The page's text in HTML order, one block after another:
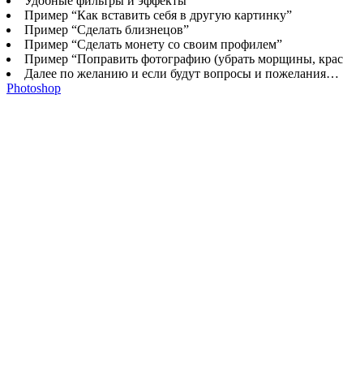
Пример “Как вставить себя в другую картинку”
Пример “Сделать близнецов”
Пример “Сделать монету со своим профилем”
Пример “Поправить фотографию (убрать морщины,
Далее по желанию и если будут вопросы и пожелания…
Photoshop